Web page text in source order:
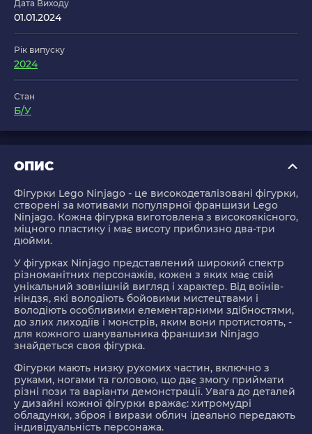
Дата Виходу
01.01.2024
Рік випуску
2024
Стан
Б/У
ОПИС
Фігурки Lego Ninjago - це високодеталізовані фігурки,
створені за мотивами популярної франшизи Lego
Ninjago. Кожна фігурка виготовлена з високоякісного,
міцного пластику і має висоту приблизно два-три
дюйми.
У фігурках Ninjago представлений широкий спектр
різноманітних персонажів, кожен з яких має свій
унікальний зовнішній вигляд і характер. Від воїнів-
ніндзя, які володіють бойовими мистецтвами і
володіють особливими елементарними здібностями,
до злих лиходіїв і монстрів, яким вони протистоять, -
для кожного шанувальника франшизи Ninjago
знайдеться своя фігурка.
Фігурки мають низку рухомих частин, включно з
руками, ногами та головою, що дає змогу приймати
різні пози та варіанти демонстрації. Увага до деталей
у дизайні кожної фігурки вражає: хитромудрі
обладунки, зброя і вирази облич ідеально передають
індивідуальність персонажа.